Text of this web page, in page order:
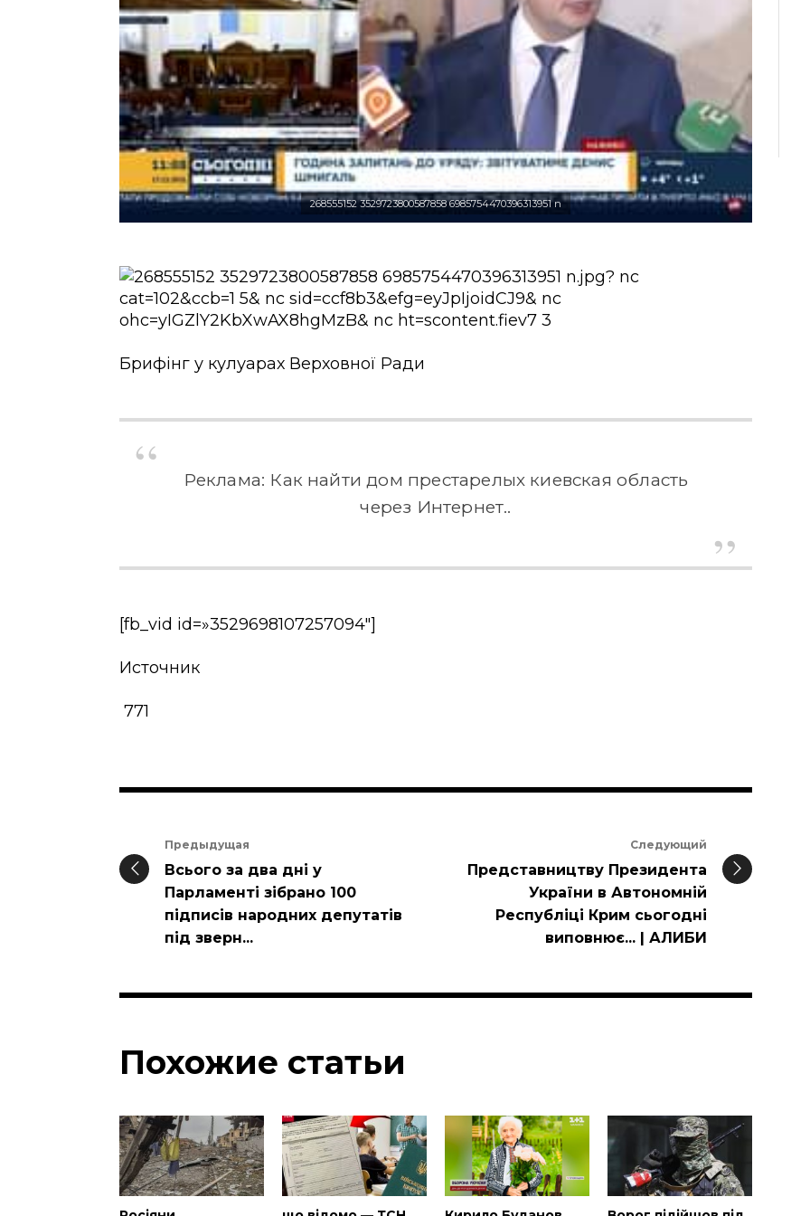
268555152 3529723800587858 6985754470396313951 n
Брифінг у кулуарах Верховної Ради
Реклама: Как найти дом престарелых киевская область
через Интернет..
[fb_vid id=»3529698107257094″]
Источник
771
Предыдущая
Всього за два дні у
Парламенті зібрано 100
підписів народних депутатів
під зверн...
Следующий
Представництву Президента
України в Автономній
Республіці Крим сьогодні
виповнює... | АЛИБИ
Похожие статьи